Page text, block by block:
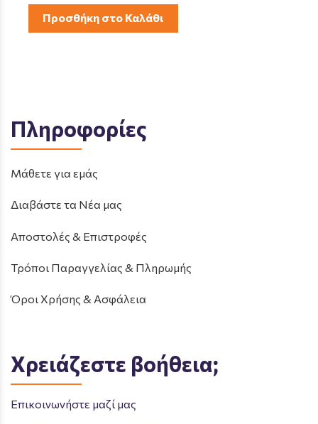
Προσθήκη στο Καλάθι
Πληροφορίες
Μάθετε για εμάς
Διαβάστε τα Νέα μας
Αποστολές & Επιστροφές
Τρόποι Παραγγελίας & Πληρωμής
Όροι Χρήσης & Ασφάλεια
Χρειάζεστε βοήθεια;
Επικοινωνήστε μαζί μας